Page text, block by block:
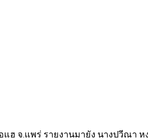
ฮ จ.แพร่ รายงานมายัง นางปวีณา ห